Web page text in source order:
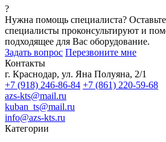
?
Нужна помощь специалиста?
специалисты проконсультируют и
подходящее для Вас оборудование.
Задать вопрос Перезвоните мне
Контакты
г. Краснодар, ул. Яна Полуяна, 2/1
+7 (918) 246-86-84 +7 (861) 220-59-68
azs-kts@mail.ru
kuban_ts@mail.ru
info@azs-kts.ru
Категории